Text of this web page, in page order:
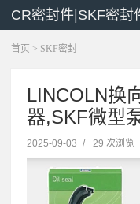
CR密封件|SKF密封
首页 > SKF密封
LINCOLN换
器,SKF微型
2025-09-03 / 29 次浏览